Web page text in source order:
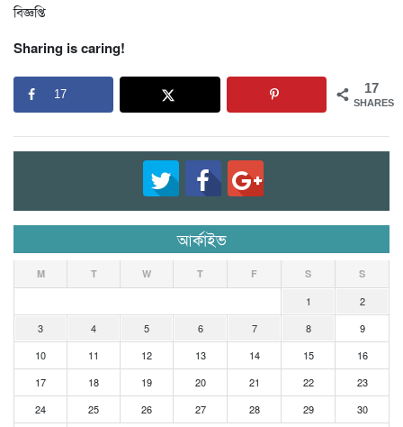
বিজ্ঞপ্তি
Sharing is caring!
17
SHARES
17
আর্কাইভ
M T W T F S S
1
2
3
4 5 6 7 8
9
10
11 12 13 14 15
16
17
18 19 20 21 22
23
24
25 26 27 28 29
30